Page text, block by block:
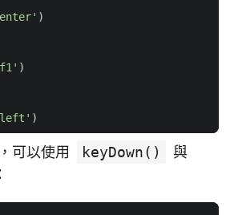
)
)
)
可以使用 keyDown()
與